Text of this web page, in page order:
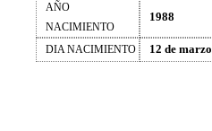
AÑO
NACIMIENTO
1988
DIA NACIMIENTO 12 de marzo